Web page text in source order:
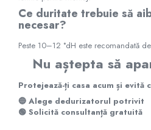
Ce duritate trebuie să
necesar?
Peste 10–12 °dH este recomandată
Nu aștepta să
Protejează-ți casa acum și evită
🔵 Alege dedurizatorul potrivit
🟢 Solicită consultanță gratuită